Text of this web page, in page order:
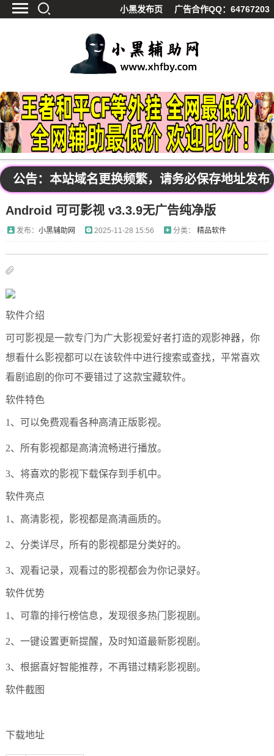
小黑发布页 广告合作QQ：64767203
精品软件
源码分享
资源宝库
影视解析
站内公告
公告：本站域名更换频繁，请务必保存地址发
Android 可可影视 v3.3.9无广告纯净版
发布： 小黑辅助网 2025-11-28 15:56 分类： 精品软件
软件介绍
可可影视是一款专门为广大影视爱好者打造的观影神器，你
想看什么影视都可以在该软件中进行搜索或查找，平常喜欢
看剧追剧的你可不要错过了这款宝藏软件。
软件特色
1、可以免费观看各种高清正版影视。
2、所有影视都是高清流畅进行播放。
3、将喜欢的影视下载保存到手机中。
软件亮点
1、高清影视，影视都是高清画质的。
2、分类详尽，所有的影视都是分类好的。
3、观看记录，观看过的影视都会为你记录好。
软件优势
1、可靠的排行榜信息，发现很多热门影视剧。
2、一键设置更新提醒，及时知道最新影视剧。
3、根据喜好智能推荐，不再错过精彩影视剧。
软件截图
下载地址